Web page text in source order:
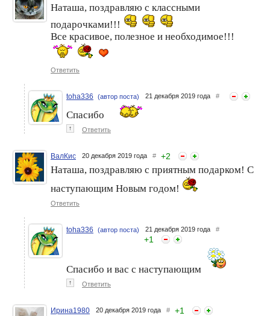
Наташа, поздравляю с классными
подарочками!!!
Все красивое, полезное и необходимое!!!
Ответить
toha336 (автор поста) 21 декабря 2019 года #
Спасибо
↑ Ответить
ВалКис 20 декабря 2019 года # +2
Наташа, поздравляю с приятным подарком! С
наступающим Новым годом!
Ответить
toha336 (автор поста) 21 декабря 2019 года #
+1
Спасибо и вас с наступающим
↑ Ответить
Ирина1980 20 декабря 2019 года # +1